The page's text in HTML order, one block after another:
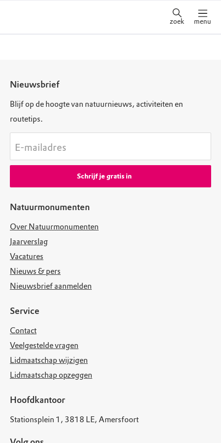
zoek menu
Natuurmonumenten
Over Natuurmonumenten
Jaarverslag
Vacatures
Nieuws & pers
Nieuwsbrief aanmelden
Service
Contact
Veelgestelde vragen
Lidmaatschap wijzigen
Lidmaatschap opzeggen
Hoofdkantoor
Stationsplein 1, 3818 LE, Amersfoort
Nieuwsbrief
Blijf op de hoogte van natuurnieuws, activiteiten en
routetips.
E-mailadres
Schrijf je gratis in